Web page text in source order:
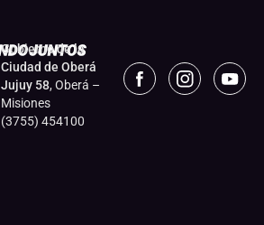
Gobierno de la
Ciudad de Oberá
Jujuy 58, Oberá –
Misiones
(3755) 454100